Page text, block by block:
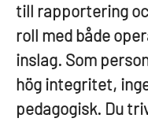
till rapportering
roll med både
inslag. Som
hög integritet,
pedagogisk. Du